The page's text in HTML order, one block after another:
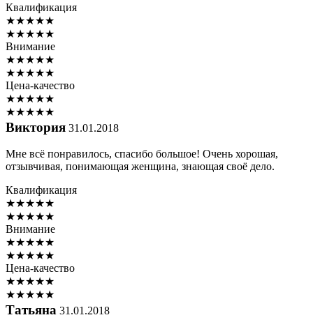
Квалификация
★★★★★
★★★★★
Внимание
★★★★★
★★★★★
Цена-качество
★★★★★
★★★★★
Виктория 31.01.2018
Мне всё понравилось, спасибо большое! Очень хорошая,
отзывчивая, понимающая женщина, знающая своё дело.
Квалификация
★★★★★
★★★★★
Внимание
★★★★★
★★★★★
Цена-качество
★★★★★
★★★★★
Татьяна 31.01.2018